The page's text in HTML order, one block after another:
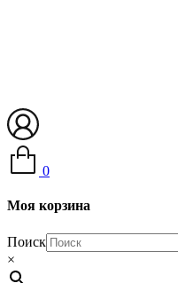
0
Моя корзина
Поиск
×